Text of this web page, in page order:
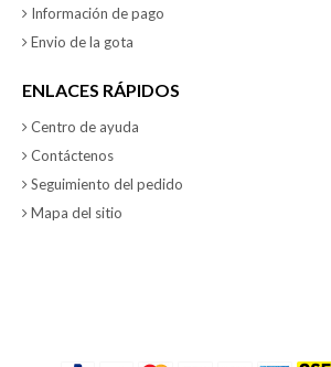
Información de pago
Envio de la gota
ENLACES RÁPIDOS
Centro de ayuda
Contáctenos
Seguimiento del pedido
Mapa del sitio